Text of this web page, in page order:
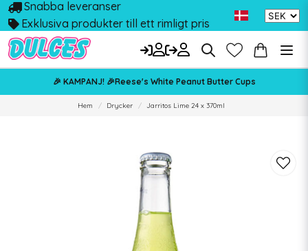
Snabba leveranser
Exklusiva produkter till ett rimligt pris
🎉 KAMPANJ! 🎉Reese's White Peanut Butter Cups
Hem Drycker Jarritos Lime 24 x 370ml